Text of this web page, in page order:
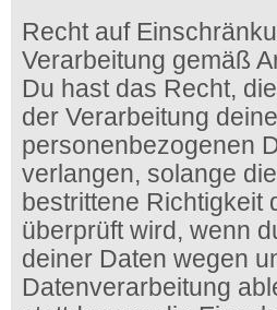
Recht auf
Verarbeitung gemäß
Du hast das Recht,
der Verarbeitung
personenbezogenen
verlangen, solange
bestrittene Richtigkeit
überprüft wird, wenn
deiner Daten wegen
Datenverarbeitung